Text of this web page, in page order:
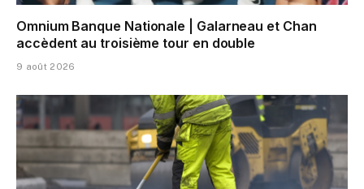
Omnium Banque Nationale | Galarneau et Chan
accèdent au troisième tour en double
9 août 2026